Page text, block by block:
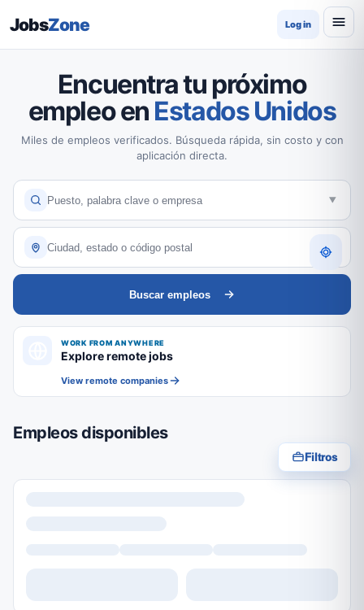
JobsZone Log in
Encuentra tu próximo
empleo en Estados Unidos
Miles de empleos verificados. Búsqueda rápida, sin costo y con
aplicación directa.
Buscar empleos
WORK FROM ANYWHERE
Explore remote jobs
View remote companies
Empleos disponibles
Filtros